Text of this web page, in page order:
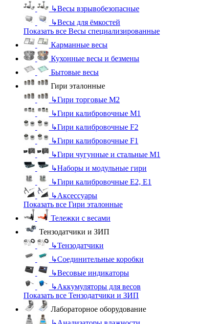
↳Весы взрывобезопасные
↳Весы для ёмкостей
Показать все Весы специализированные
Карманные весы
Кухонные весы и безмены
Бытовые весы
Гири эталонные
↳Гири торговые М2
↳Гири калибровочные М1
↳Гири калибровочные F2
↳Гири калибровочные F1
↳Гири чугунные и стальные М1
↳Наборы и модульные гири
↳Гири калибровочные E2, Е1
↳Аксессуары
Показать все Гири эталонные
Тележки с весами
Тензодатчики и ЗИП
↳Тензодатчики
↳Соединительные коробки
↳Весовые индикаторы
↳Аккумуляторы для весов
Показать все Тензодатчики и ЗИП
Лабораторное оборудование